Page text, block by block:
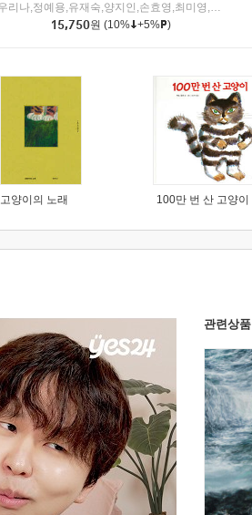
우리나,정예용,유재숙,양지인,손효영,최미영,조민주,이진현,차미숙,서미숙 저
15,750원 (10% +5% )
고양이의 노래 100만 번 산 고양이
관련상품